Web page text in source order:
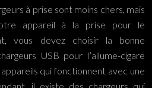
à prise sont moins chers, mais
appareil à la prise pour le
vous devez choisir la bonne
USB pour l’allume-cigare
qui fonctionnent avec une